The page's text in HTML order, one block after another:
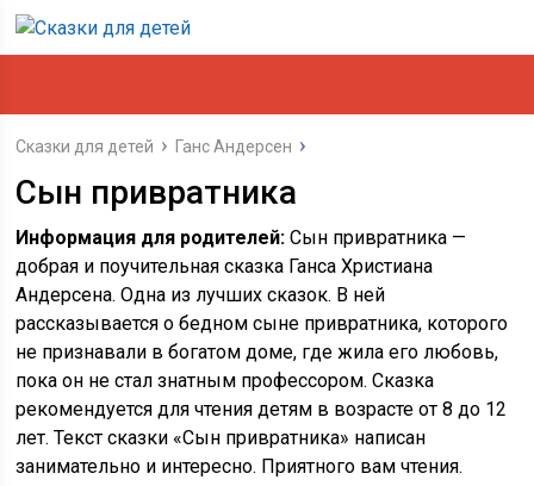
Сказки для детей Ганс Андерсен
Сын привратника
Информация для родителей: Сын привратника —
добрая и поучительная сказка Ганса Христиана
Андерсена. Одна из лучших сказок. В ней
рассказывается о бедном сыне привратника, которого
не признавали в богатом доме, где жила его любовь,
пока он не стал знатным профессором. Сказка
рекомендуется для чтения детям в возрасте от 8 до 12
лет. Текст сказки «Сын привратника» написан
занимательно и интересно. Приятного вам чтения.